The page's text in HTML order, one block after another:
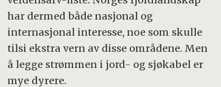
har dermed både nasjonal og
internasjonal interesse, noe som skulle
tilsi ekstra vern av disse områdene. Men
å legge strømmen i jord- og sjøkabel er
mye dyrere.